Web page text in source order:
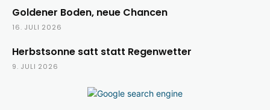
Goldener Boden, neue Chancen
16. JULI 2026
Herbstsonne satt statt Regenwetter
9. JULI 2026